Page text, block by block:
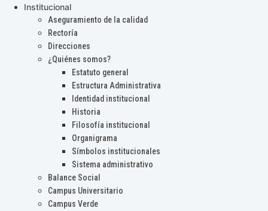
Institucional
Aseguramiento de la calidad
Rectoría
Direcciones
¿Quiénes somos?
Estatuto general
Estructura Administrativa
Identidad institucional
Historia
Filosofía institucional
Organigrama
Símbolos institucionales
Sistema administrativo
Balance Social
Campus Universitario
Campus Verde